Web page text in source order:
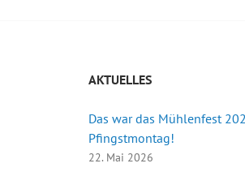
AKTUELLES
Das war das Mühlenfest
Pfingstmontag!
22. Mai 2026